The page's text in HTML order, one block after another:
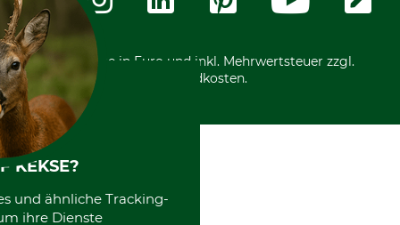
International
*Alle Preise in Euro und inkl. Mehrwertsteuer zzgl.
Versandkosten.
KEKSE?
und ähnliche Tracking-
ihre Dienste